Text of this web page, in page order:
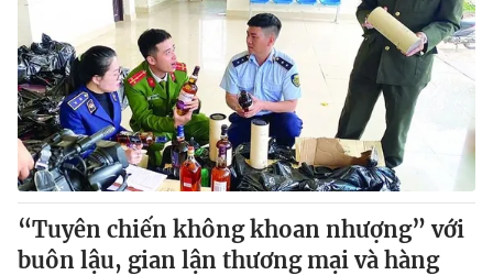
® Cấm sao chép dưới mọi hình thức nếu không có sự chấp
thuận bằng văn bản. Ghi rõ nguồn VTV.vn khi phát hành lại
thông tin từ website này.
“Tuyên chiến không khoan nhượng” với
buôn lậu, gian lận thương mại và hàng